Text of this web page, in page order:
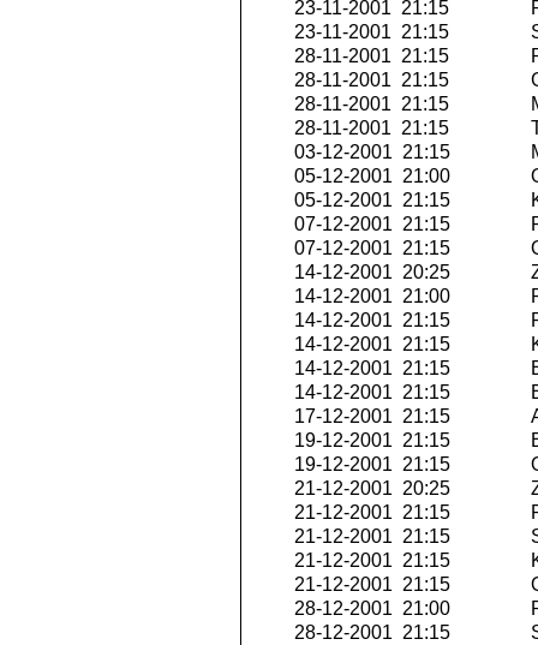
23-11-2001 21:15
23-11-2001 21:15
28-11-2001 21:15
28-11-2001 21:15
28-11-2001 21:15
28-11-2001 21:15
03-12-2001 21:15
05-12-2001 21:00
05-12-2001 21:15
07-12-2001 21:15
07-12-2001 21:15
14-12-2001 20:25
14-12-2001 21:00
14-12-2001 21:15
14-12-2001 21:15
14-12-2001 21:15
14-12-2001 21:15
17-12-2001 21:15
19-12-2001 21:15
19-12-2001 21:15
21-12-2001 20:25
21-12-2001 21:15
21-12-2001 21:15
21-12-2001 21:15
21-12-2001 21:15
28-12-2001 21:00
28-12-2001 21:15